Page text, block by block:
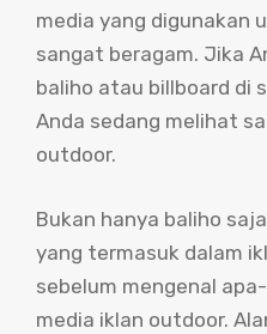
media yang digunakan
sangat beragam. Jika
baliho atau billboard di
Anda sedang melihat
outdoor.
Bukan hanya baliho
yang termasuk dalam
sebelum mengenal
media iklan outdoor.